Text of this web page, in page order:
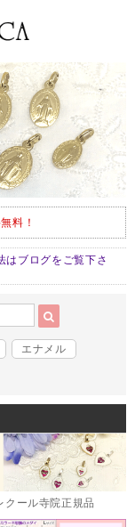
料！
はブログをご覧下さ
エナメル
クール寺院正規品